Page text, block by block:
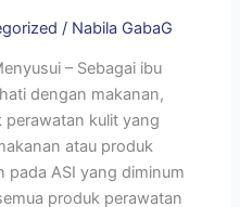
/ Nabila GabaG
– Sebagai ibu
dengan makanan,
perawatan kulit yang
atau produk
pada ASI yang diminum
produk perawatan